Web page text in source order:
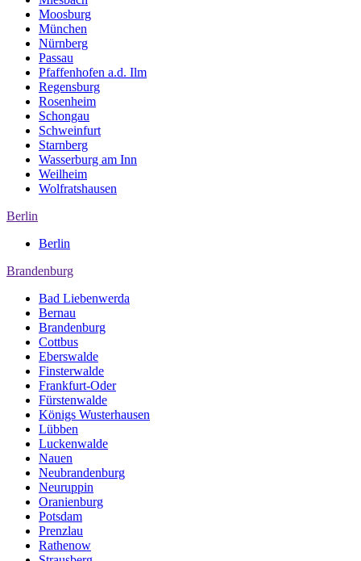
Moosburg
München
Nürnberg
Passau
Pfaffenhofen a.d. Ilm
Regensburg
Rosenheim
Schongau
Schweinfurt
Starnberg
Wasserburg am Inn
Weilheim
Wolfratshausen
Berlin
Berlin
Brandenburg
Bad Liebenwerda
Bernau
Brandenburg
Cottbus
Eberswalde
Finsterwalde
Frankfurt-Oder
Fürstenwalde
Königs Wusterhausen
Lübben
Luckenwalde
Nauen
Neubrandenburg
Neuruppin
Oranienburg
Potsdam
Prenzlau
Rathenow